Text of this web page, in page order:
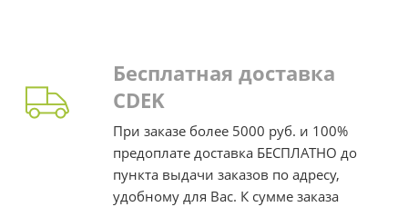
Бесплатная доставка
CDEK
При заказе более 5000 руб. и 100%
предоплате доставка БЕСПЛАТНО до
пункта выдачи заказов по адресу,
удобному для Вас. К сумме заказа